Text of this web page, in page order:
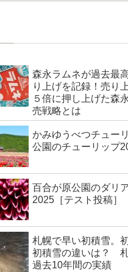
森永ラムネが過去最
り上げを記録！売り
５倍に押し上げた森
売戦略とは
かみゆうべつチュー
公園のチューリップ
百合が原公園のダリ
2025［テスト投稿］
札幌で早い初積雪。
初積雪の違いは？
過去10年間の実績